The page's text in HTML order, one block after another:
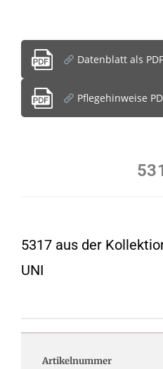
Datenblatt als PDF
Pflegehinweise
5317 aus der
UNI
Artikelnummer